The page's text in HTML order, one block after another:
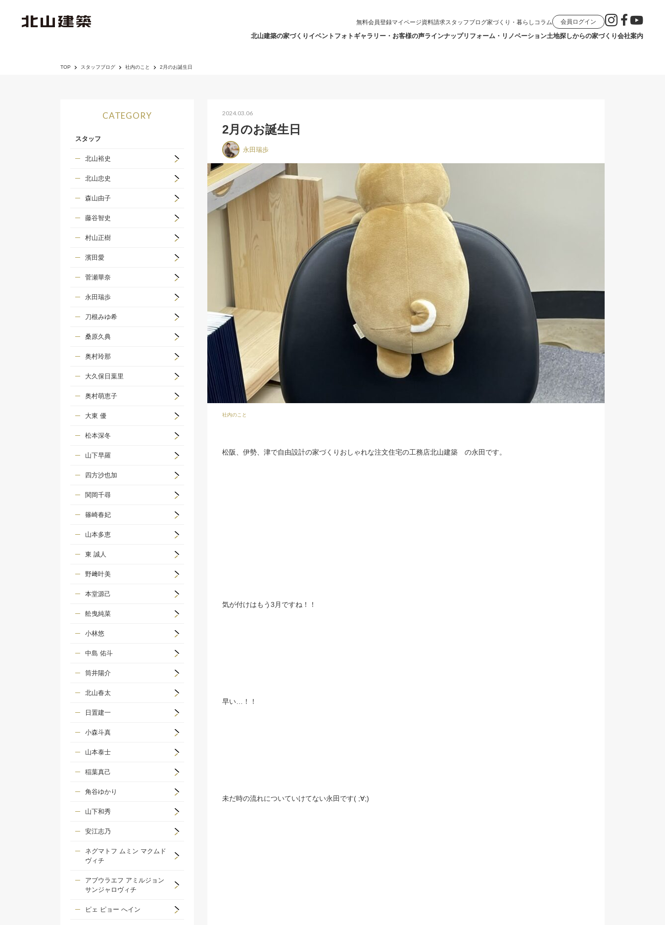
北山建築の家づくり イベント フォトギャラリー・お客様の声ラインナップリフォーム・リノベーション土地探しからの家づくり会社案内
無料会員登録マイページ資料請求スタッフブログ家づくり・暮らしコラム 会員ログイン
TOP スタッフブログ 社内のこと 2月のお誕生日
2024.03.06
2月のお誕生日
永田瑞歩
社内のこと
松阪、伊勢、津で自由設計の家づくりおしゃれな注文住宅の工務店北山建築 の永田です。
気が付けはもう3月ですね！！
早い…！！
未だ時の流れについていけてない永田です( ;∀;)
CATEGORY
スタッフ
北山裕史
北山忠史
森山由子
藤谷智史
村山正樹
濱田愛
菅瀬華奈
永田瑞歩
刀根みゆ希
桑原久典
奥村玲那
大久保日葉里
奥村萌恵子
大東 優
松本深冬
山下早羅
四方沙也加
関岡千尋
篠崎春妃
山本多恵
東 誠人
野﨑叶美
本堂源己
舩曳純菜
小林悠
中島 佑斗
筒井陽介
北山春太
日置建一
小森斗真
山本泰士
稲葉真己
角谷ゆかり
山下和秀
安江志乃
ネグマトフ ムミン マクムド
ヴィチ
アブウラエフ アミルジョン
サンジャロヴィチ
ピェ ピョー へイン